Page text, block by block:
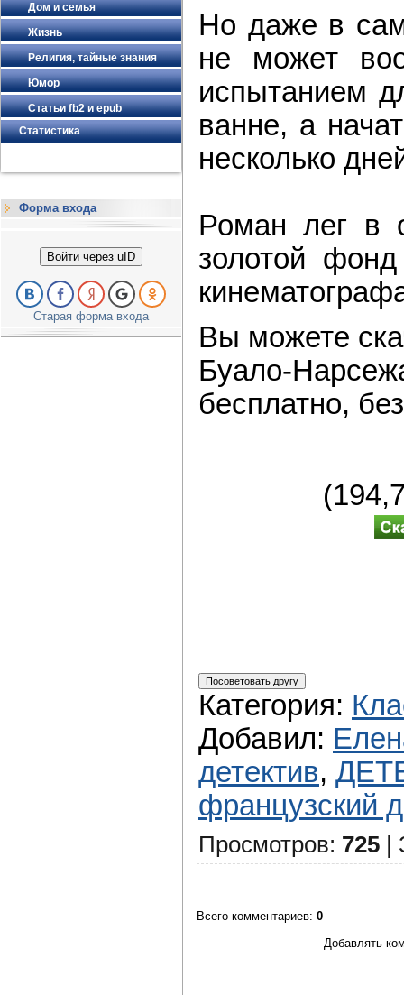
Дом и семья
Жизнь
Религия, тайные знания
Юмор
Статьи fb2 и epub
Статистика
Форма входа
Войти через uID
Старая форма входа
Но даже в
не может
испытанием
ванне, а
несколько
Роман лег в
золотой фонд
Вы можете
Буало-
бесплатно,
Категория:
Добавил:
детектив,
французский
Просмотров: 725 |
Всего комментариев: 0
Добавлять